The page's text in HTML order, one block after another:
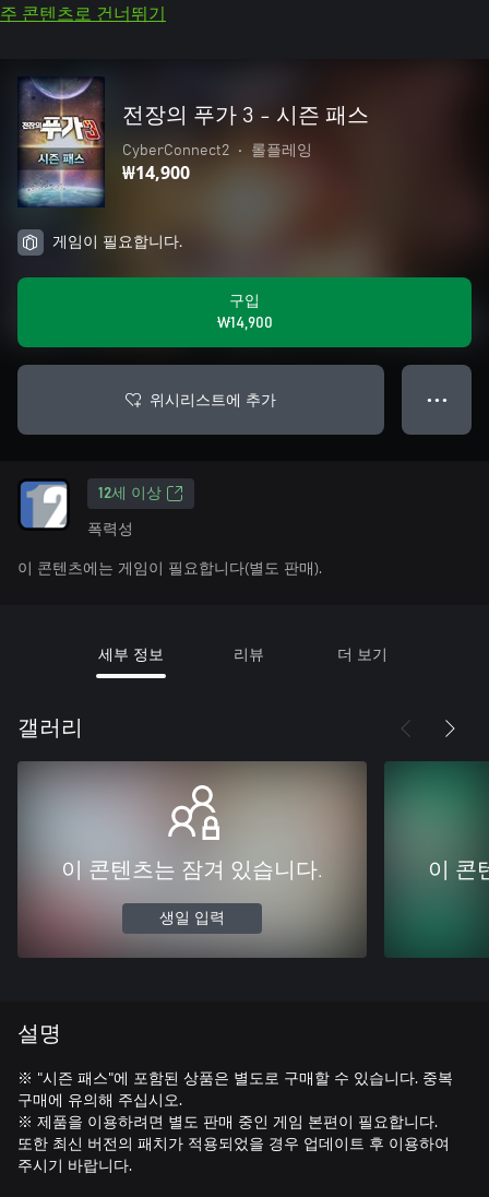
주 콘텐츠로 건너뛰기
전장의 푸가 3 - 시즌 패스
CyberConnect2 • 롤플레잉
₩14,900
게임이 필요합니다.
구입
₩14,900
위시리스트에 추가 ● ● ●
12세 이상
폭력성
이 콘텐츠에는 게임이 필요합니다(별도 판매).
세부 정보 리뷰 더 보기
갤러리
이 콘텐츠는 잠겨 있습니다.
생일 입력
이 콘
설명
※ "시즌 패스"에 포함된 상품은 별도로 구매할 수 있습니다. 중복
구매에 유의해 주십시오.
※ 제품을 이용하려면 별도 판매 중인 게임 본편이 필요합니다.
또한 최신 버전의 패치가 적용되었을 경우 업데이트 후 이용하여
주시기 바랍니다.